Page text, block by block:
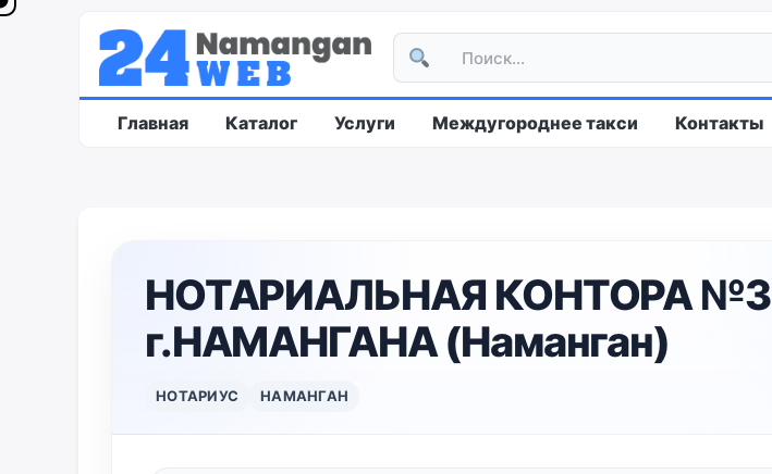
Главная Каталог Услуги Междугороднее такси Контакты
НОТАРИАЛЬНАЯ КОНТОРА №3
г.НАМАНГАНА (Наманган)
НОТАРИУС НАМАНГАН